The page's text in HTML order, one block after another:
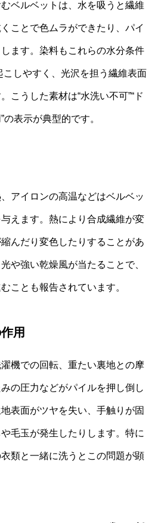
ベルベットは、水を吸うと繊維
ことで色ムラができたり、パイ
ます。染料もこれらの水分条件
こしやすく、光沢を担う繊維表面
こうした素材は“水洗い不可”“ド
表示が典型的です。
アイロンの高温などはベルベッ
えます。熱により合成繊維が変
んだり変色したりすることがあ
や強い乾燥風が当たることで、
ことも報告されています。
用
機での回転、重たい裏地との摩
の圧力などがパイルを押し倒し
表面がツヤを失い、手触りが固
毛玉が発生したりします。特に
類と一緒に洗うとこの問題が顕